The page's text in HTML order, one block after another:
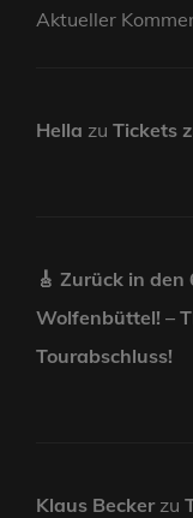
Aktueller
Hella zu Tickets
🎸 Zurück in
Wolfenbüttel! –
Tourabschluss!
Klaus Beckerzu